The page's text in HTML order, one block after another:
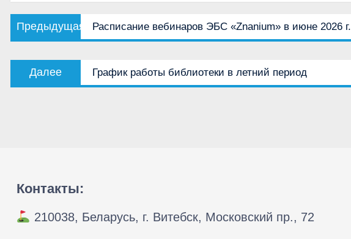
Навигация
по
Предыдущая
запись:
Расписание вебинаров ЭБС «Znanium» в июне 2026 г.
Далее
запись:
График работы библиотеки в летний период
Контакты:
210038, Беларусь, г. Витебск, Московский пр., 72